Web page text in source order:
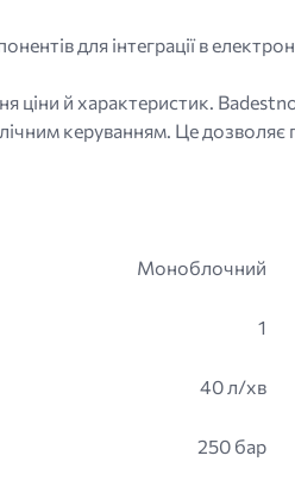
для інтеграції в
ціни й характеристик.
керуванням. Це дозволяє
Моноблочний
1
40 л/хв
250 бар